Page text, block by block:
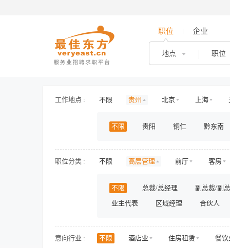
职位 企业
地点 职位
工作地点 : 不限 贵州 北京 上海
新疆
西藏 内蒙古 香港
不限 贵阳 铜仁 黔东南
职位分类 : 不限 高层管理 前厅 客房
物业管理
房地产开发 房地产规
人力资源
行政 财务/审计/税务
不限 总裁/总经理 副总裁/副
业主代表
区域经理 合伙人
意向行业 : 不限 酒店业 住房租赁 餐饮